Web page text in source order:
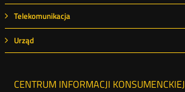
Telekomunikacja
Urząd
CENTRUM INFORMACJI KONSUMENCKIEJ